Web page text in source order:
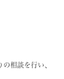
相談を行い、